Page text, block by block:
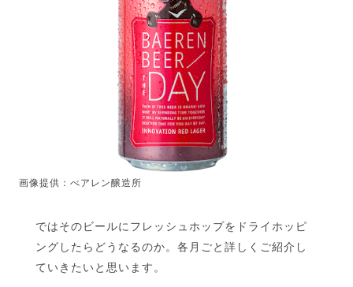
画像提供：べアレン醸造所
ではそのビールにフレッシュホップをドライホッピ
ングしたらどうなるのか。各月ごと詳しくご紹介し
ていきたいと思います。